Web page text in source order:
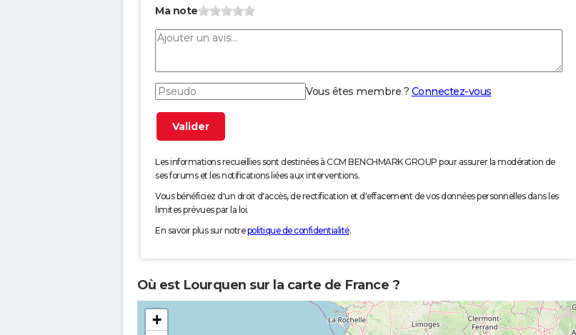
Ma note
Vous êtes membre ? Connectez-vous
Les informations recueillies sont destinées à CCM BENCHMARK GROUP pour assurer la modération de
ses forums et les notifications liées aux interventions.
Vous bénéficiez d'un droit d'accès, de rectification et d'effacement de vos données personnelles dans les
limites prévues par la loi.
En savoir plus sur notrepolitique de confidentialité.
Où est Lourquen sur la carte de France ?
+